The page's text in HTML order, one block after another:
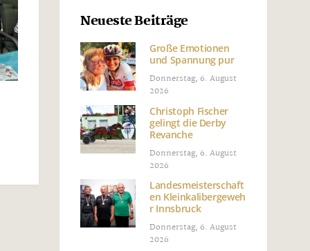
Neueste Beiträge
Große Emotionen
und Spannung pur
Donnerstag, 6. August
2026
Christoph Fischer
gelingt die Derby
Revanche
Donnerstag, 6. August
2026
Landesmeisterschaft
en Kleinkalibergeweh
r Innsbruck
Donnerstag, 6. August
2026